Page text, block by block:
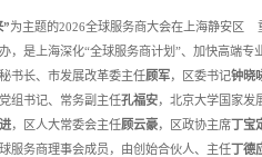
”为主题的2026全球服务商大会在 上海静安区
，是上海深化“全球服务商计划”、加快高端专
书长、市发展改革委主任顾军，区委书记钟晓
组书记、常务副主任孔福安，北京大学国家发
，区人大常委会主任顾云豪，区政协主席丁宝
服务商理事会成员，由创始合伙人、主任丁德